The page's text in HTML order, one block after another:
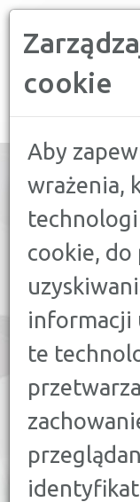
cookie
Aby
wrażenia,
cookie,
informacji
te
PORÓWNAJ:
KREDYT
KREDYT
KREDYT FIRMOWY
SZYBKA POŻYCZKA
KREDYT